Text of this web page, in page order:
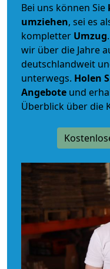
Bei uns können Sie
umziehen, sei es
kompletter Umzug
wir über die Jahre
deutschlandweit
unterwegs. Holen
Angebote und
Überblick über die